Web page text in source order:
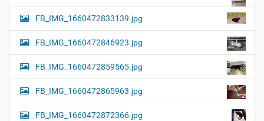
FB_IMG_1660472833139.jpg
FB_IMG_1660472846923.jpg
FB_IMG_1660472859565.jpg
FB_IMG_1660472865963.jpg
FB_IMG_1660472872366.jpg